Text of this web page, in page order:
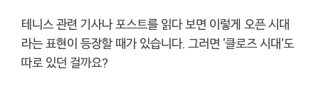
테니스 관련 기사나 포스트를 읽다 보면 이렇게 오픈 시대
라는 표현이 등장할 때가 있습니다. 그러면 '클로즈 시대'도
따로 있던 걸까요?